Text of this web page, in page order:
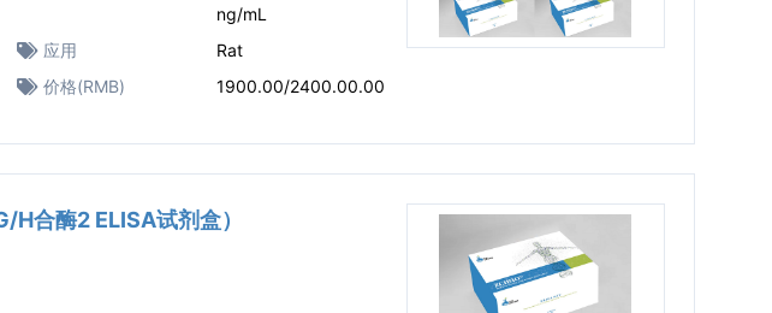
ng/mL
应用
Rat
价格(RMB) 1900.00/2400.00.00
合酶2 ELISA试剂盒）